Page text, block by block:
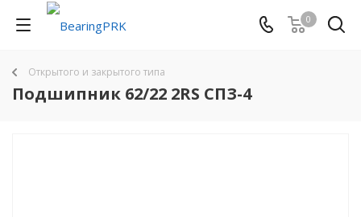
0
Открытого и закрытого типа
Подшипник 62/22 2RS СПЗ-4